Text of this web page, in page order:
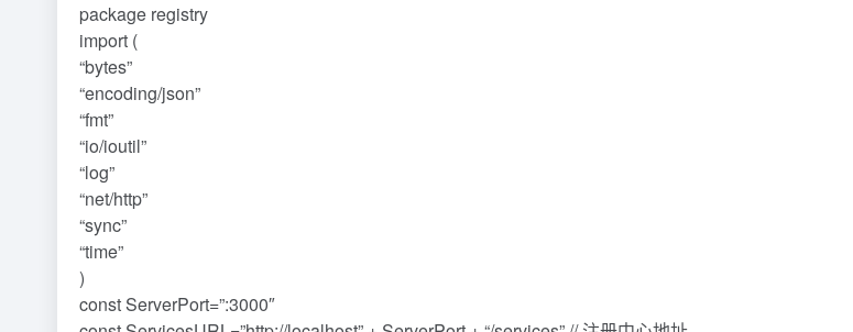
package registry
import (
“bytes”
“encoding/json”
“fmt”
“io/ioutil”
“log”
“net/http”
“sync”
“time”
)
const ServerPort=”:3000″